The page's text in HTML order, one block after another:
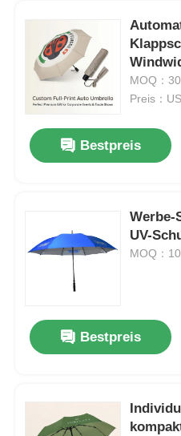
und 3-
MOQ：
Preis：
Bestpreis
UV-
MOQ：
Bestpreis